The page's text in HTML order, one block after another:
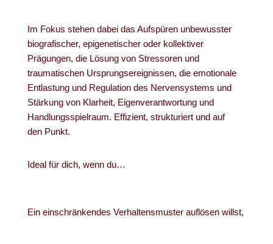
Im Fokus stehen dabei das Aufspüren unbewusster
biografischer, epigenetischer oder kollektiver
Prägungen, die Lösung von Stressoren und
traumatischen Ursprungsereignissen, die emotionale
Entlastung und Regulation des Nervensystems und
Stärkung von Klarheit, Eigenverantwortung und
Handlungsspielraum. Effizient, strukturiert und auf
den Punkt.
Ideal für dich, wenn du…
Ein einschränkendes Verhaltensmuster auflösen willst,